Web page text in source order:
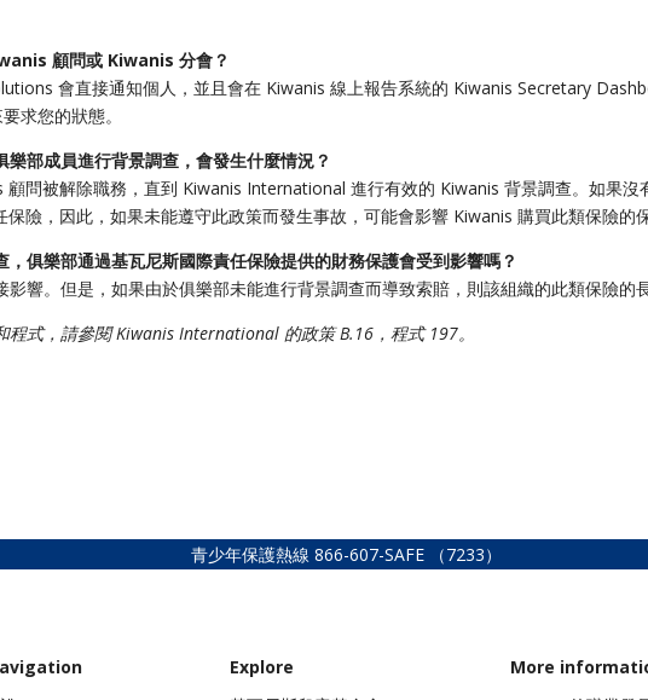
顧問或 Kiwanis 分會？
會直接通知個人，並且會在 Kiwanis 線上報告系統的 Kiwanis Secretary
求您的狀態。
部成員進行背景調查，會發生什麼情況？
問被解除職務，直到 Kiwanis International 進行有效的 Kiwanis 背景調查。如果
險，因此，如果未能遵守此政策而發生事故，可能會影響 Kiwanis 購買此類保險的保
俱樂部通過基瓦尼斯國際責任保險提供的財務保護會受到影響嗎？
響。但是，如果由於俱樂部未能進行背景調查而導致索賠，則該組織的此類保險的
程式，請參閱Kiwanis International 的政策 B.16，程式 197。
青少年保護熱線 866-607-SAFE （7233）
Explore
More